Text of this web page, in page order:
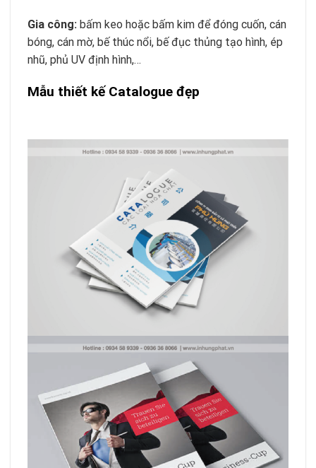
Gia công: bấm keo hoặc bấm kim để đóng cuốn, cán
bóng, cán mờ, bế thúc nổi, bế đục thủng tạo hình, ép
nhũ, phủ UV định hình,…
Mẫu thiết kế Catalogue đẹp